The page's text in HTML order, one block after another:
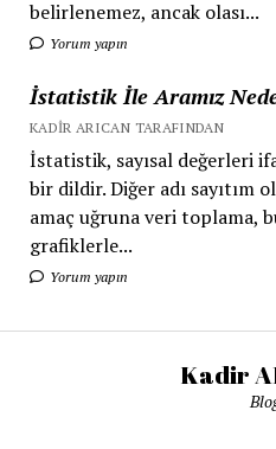
belirlenemez, ancak olası...
Yorum yapın
İstatistik İle Aramız
KADIR ARICAN TARAFINDAN
İstatistik, sayısal değerleri
bir dildir. Diğer adı
amaç uğruna veri toplama,
grafiklerle...
Yorum yapın
Kadir